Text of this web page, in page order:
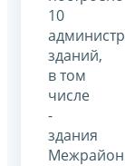
10
зданий,
в том
числе
-
здания